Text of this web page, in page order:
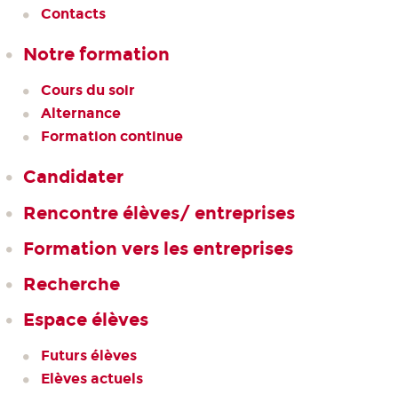
Contacts
Notre formation
Cours du soir
Alternance
Formation continue
Candidater
Rencontre élèves/ entreprises
Formation vers les entreprises
Recherche
Espace élèves
Futurs élèves
Elèves actuels